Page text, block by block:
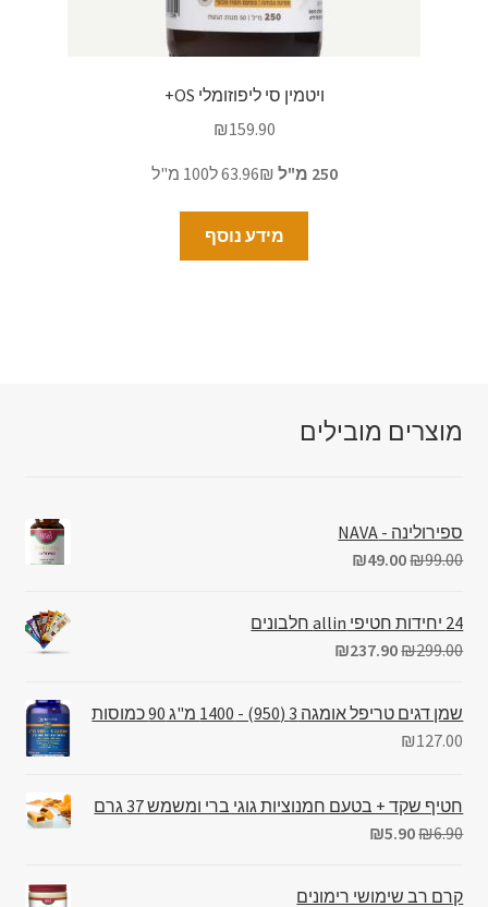
ויטמין סי ליפוזומלי OS+
₪159.90
250 מ"ל
מידע נוסף
מוצרים מובילים
ספירולינה - NAVA
₪99.00
₪49.00
24 יחידות חטיפי allin חלבונים
₪299.00
₪237.90
שמן דגים טריפל אומגה 3 (950) - 1400 מ"ג 90 כמוסות
₪127.00
חטיף שקד + בטעם חמנוציות גוגי ברי ומשמש 37 גרם
₪6.90
₪5.90
קרם רב שימושי רימונים